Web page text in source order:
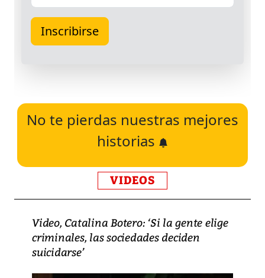
No te pierdas nuestras mejores
historias
VIDEOS
Video, Catalina Botero: ‘Si la gente elige
criminales, las sociedades deciden
suicidarse’